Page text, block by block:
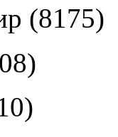
(8175)